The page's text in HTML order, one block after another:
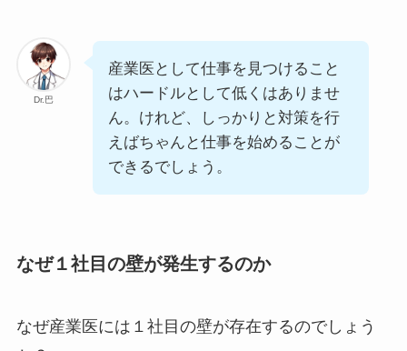
Dr.巴
産業医として仕事を見つけること
はハードルとして低くはありませ
ん。けれど、しっかりと対策を行
えばちゃんと仕事を始めることが
できるでしょう。
なぜ１社目の壁が発生するのか
なぜ産業医には１社目の壁が存在するのでしょう